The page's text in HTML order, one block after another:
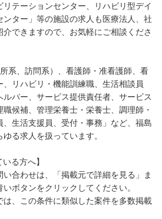
テーションセンター、リハビリ型デイ
ター」等の施設の求人も医療法人、社
できますので、お気軽にご相談くださ
系、訪問系）、看護師・准看護師、看
リハビリ・機能訓練職、生活相談員
ルパー、サービス提供責任者、サービス
候補、管理栄養士・栄養士、調理師・
生活支援員、受付・事務」など、福島
る求人を扱っています。
る方へ】
合わせは、「掲載元で詳細を見る」ま
ボタンをクリックしてください。
、この条件に類似した案件を多数掲載